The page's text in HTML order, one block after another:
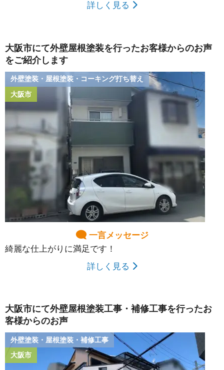
詳しく見る
大阪市にて外壁屋根塗装を行ったお客様からのお声
をご紹介します
外壁塗装・屋根塗装・コーキング打ち替え
大阪市
一言メッセージ
綺麗な仕上がりに満足です！
詳しく見る
大阪市にて外壁屋根塗装工事・補修工事を行ったお
客様からのお声
外壁塗装・屋根塗装・補修工事
大阪市